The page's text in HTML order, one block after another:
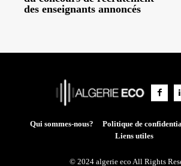
des enseignants annoncés
Qui sommes-nous? Politique de
Liens utiles
© 2024 algerie eco All Rights